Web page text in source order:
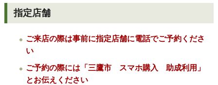
指定店舗
ご来店の際は事前に指定店舗に電話でご予約くださ
い
ご予約の際には「三鷹市 スマホ購入 助成利用」
とお伝えください